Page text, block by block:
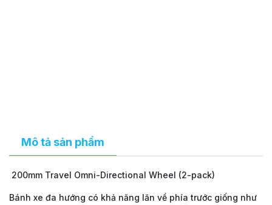
Mô tả sản phẩm
200mm Travel Omni-Directional Wheel (2-pack)
Bánh xe đa hướng có khả năng lăn về phía trước giống như